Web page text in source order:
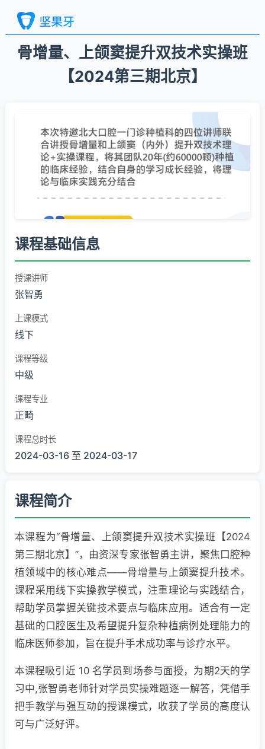
骨增量、上颌窦提升双技术实操班
【2024第三期北京】
课程基础信息
授课讲师
张智勇
上课模式
线下
课程等级
中级
课程专业
正畸
课程总时长
2024-03-16 至 2024-03-17
课程简介
本课程为“骨增量、上颌窦提升双技术实操班【2024
第三期北京】”，由资深专家张智勇主讲，聚焦口腔种
植领域中的核心难点——骨增量与上颌窦提升技术。
课程采用线下实操教学模式，注重理论与实践结合，
帮助学员掌握关键技术要点与临床应用。适合有一定
基础的口腔医生及希望提升复杂种植病例处理能力的
临床医师参加，旨在提升手术成功率与诊疗水平。
本课程吸引近 10 名学员到场参与面授，为期2天的学
习中,张智勇老师针对学员实操难题逐一解答，凭借手
把手教学与强互动的授课模式，收获了学员的高度认
可与广泛好评。